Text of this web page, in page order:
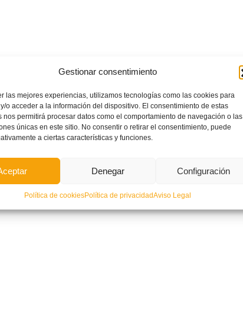
Gestionar consentimiento
las mejores experiencias, utilizamos tecnologías como las cookies para
o acceder a la información del dispositivo. El consentimiento de estas
nos permitirá procesar datos como el comportamiento de navegación o las
únicas en este sitio. No consentir o retirar el consentimiento, puede
a ciertas características y funciones.
Denegar Configuración
Política de cookiesPolítica de privacidadAviso Legal